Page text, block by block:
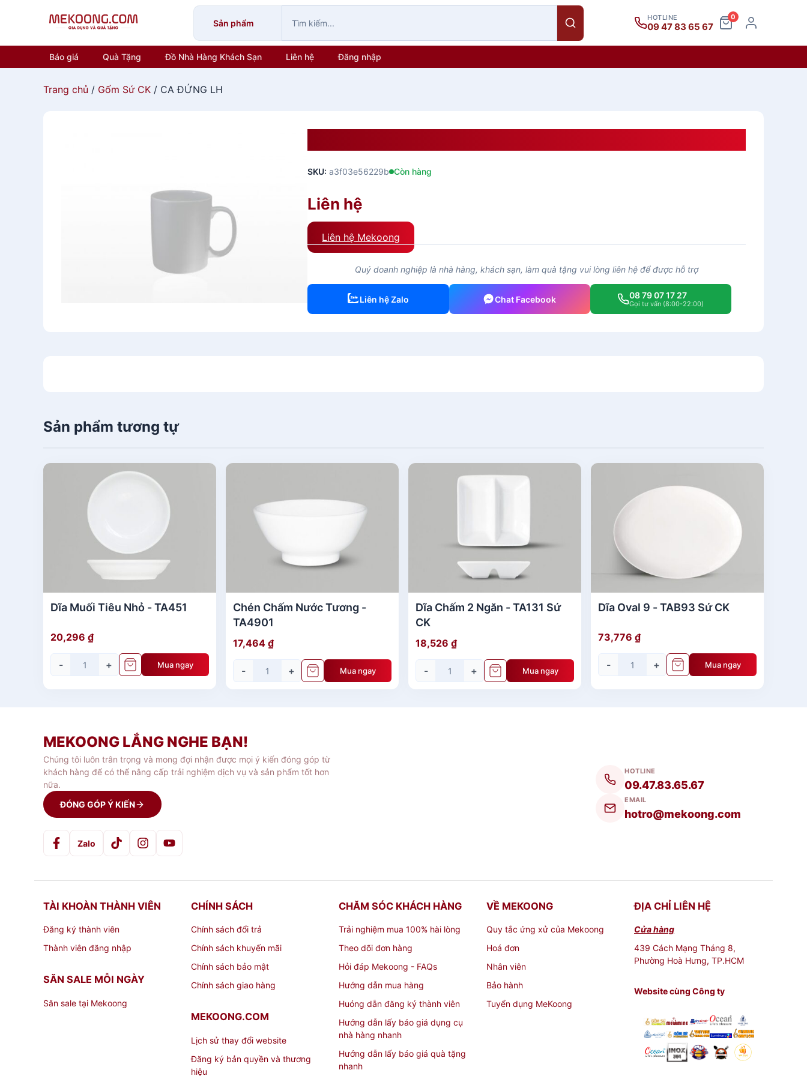
Sản phẩm
HOTLINE
09 47 83 65 67
0
Báo giá Quà Tặng Đồ Nhà Hàng Khách Sạn Liên hệ Đăng nhập
Trang chủ / Gốm Sứ CK / CA ĐỨNG LH
SKU: a3f03e56229b Còn hàng
Liên hệ
Liên hệ Mekoong
Quý doanh nghiệp là nhà hàng, khách sạn, làm quà tặng vui lòng liên hệ để được hỗ trợ
Liên hệ Zalo Chat Facebook 08 79 07 17 27
Gọi tư vấn (8:00-22:00)
Sản phẩm tương tự
Dĩa Muối Tiêu Nhỏ - TA451
20,296 ₫
- + Mua ngay
Chén Chấm Nước Tương -
TA4901
17,464 ₫
- + Mua ngay
Dĩa Chấm 2 Ngăn - TA131 Sứ
CK
18,526 ₫
- + Mua ngay
Dĩa Oval 9 - TAB93 Sứ CK
73,776 ₫
- + Mua ngay
MEKOONG LẮNG NGHE BẠN!
Chúng tôi luôn trân trọng và mong đợi nhận được mọi ý kiến đóng góp từ
khách hàng để có thể nâng cấp trải nghiệm dịch vụ và sản phẩm tốt hơn
nữa.
ĐÓNG GÓP Ý KIẾN
Zalo
HOTLINE
09.47.83.65.67
EMAIL
hotro@mekoong.com
TÀI KHOÀN THÀNH VIÊN
Đăng ký thành viên
Thành viên đăng nhập
SĂN SALE MỖI NGÀY
Săn sale tại Mekoong
CHÍNH SÁCH
Chính sách đổi trả
Chính sách khuyến mãi
Chính sách bảo mật
Chính sách giao hàng
MEKOONG.COM
Lịch sử thay đổi website
Đăng ký bản quyền và thương
hiệu
CHĂM SÓC KHÁCH HÀNG
Trải nghiệm mua 100% hài lòng
Theo dõi đơn hàng
Hỏi đáp Mekoong - FAQs
Hướng dẫn mua hàng
Huóng dẫn đăng ký thành viên
Hướng dẫn lấy báo giá dụng cụ
nhà hàng nhanh
Hướng dẫn lấy báo giá quà tặng
nhanh
VỀ MEKOONG
Quy tắc ứng xử của Mekoong
Hoá đơn
Nhân viên
Bảo hành
Tuyển dụng MeKoong
ĐỊA CHỈ LIÊN HỆ
Cửa hàng
439 Cách Mạng Tháng 8,
Phường Hoà Hưng, TP.HCM
Website cùng Công ty